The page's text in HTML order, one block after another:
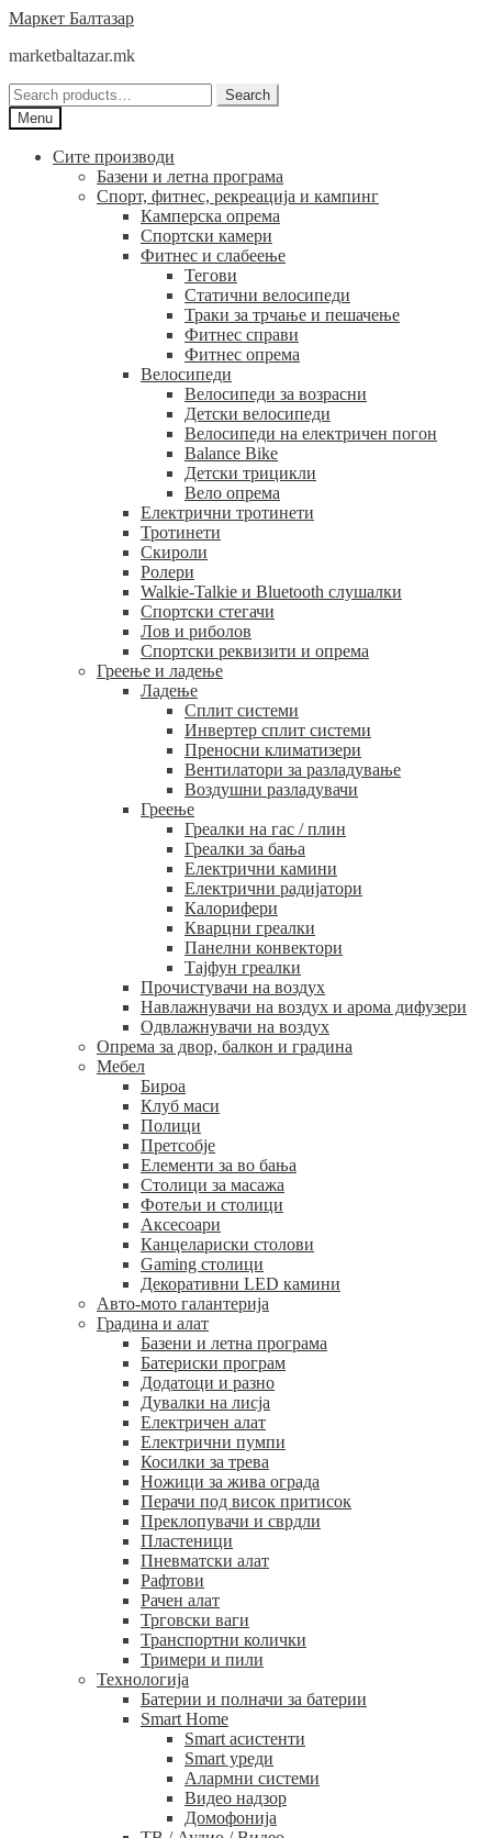
Skip
navigation
Skip
content
Маркет Балтазар
marketbaltazar.mk
Search
for:
Search
Menu
Сите производи
Базени и летна програма
Спорт, фитнес, рекреација и кампинг
Камперска опрема
Спортски камери
Фитнес и слабеење
Тегови
Статични велосипеди
Траки за трчање и пешачење
Фитнес справи
Фитнес опрема
Велосипеди
Велосипеди за возрасни
Детски велосипеди
Велосипеди на електричен погон
Balance Bike
Детски трицикли
Вело опрема
Електрични тротинети
Тротинети
Скироли
Ролери
Walkie-Talkie и Bluetooth слушалки
Спортски стегачи
Лов и риболов
Спортски реквизити и опрема
Греење и ладење
Ладење
Сплит системи
Инвертер сплит системи
Преносни климатизери
Вентилатори за разладување
Воздушни разладувачи
Греење
Греалки на гас / плин
Греалки за бања
Електрични камини
Електрични радијатори
Калорифери
Кварцни греалки
Панелни конвектори
Тајфун греалки
Прочистувачи на воздух
Навлажнувачи на воздух и арома дифузери
Одвлажнувачи на воздух
Опрема за двор, балкон и градина
Мебел
Бироа
Клуб маси
Полици
Претсобје
Елементи за во бања
Столици за масажа
Фотељи и столици
Аксесоари
Канцелариски столови
Gaming столици
Декоративни LED камини
Авто-мото галантерија
Градина и алат
Базени и летна програма
Батериски програм
Додатоци и разно
Дувалки на лисја
Електричен алат
Електрични пумпи
Косилки за трева
Ножици за жива ограда
Перачи под висок притисок
Преклопувачи и сврдли
Пластеници
Пневматски алат
Рафтови
Рачен алат
Трговски ваги
Транспортни колички
Тримери и пили
Технологија
Батерии и полначи за батерии
Smart Home
Smart асистенти
Smart уреди
Алармни системи
Видео надзор
Домофонија